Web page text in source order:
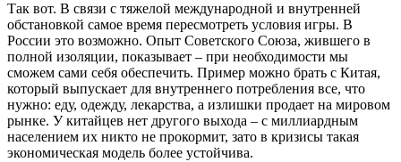
Так вот. В связи с тяжелой международной и внутренней
обстановкой самое время пересмотреть условия игры. В
России это возможно. Опыт Советского Союза, жившего в
полной изоляции, показывает – при необходимости мы
сможем сами себя обеспечить. Пример можно брать с Китая,
который выпускает для внутреннего потребления все, что
нужно: еду, одежду, лекарства, а излишки продает на мировом
рынке. У китайцев нет другого выхода – с миллиардным
населением их никто не прокормит, зато в кризисы такая
экономическая модель более устойчива.